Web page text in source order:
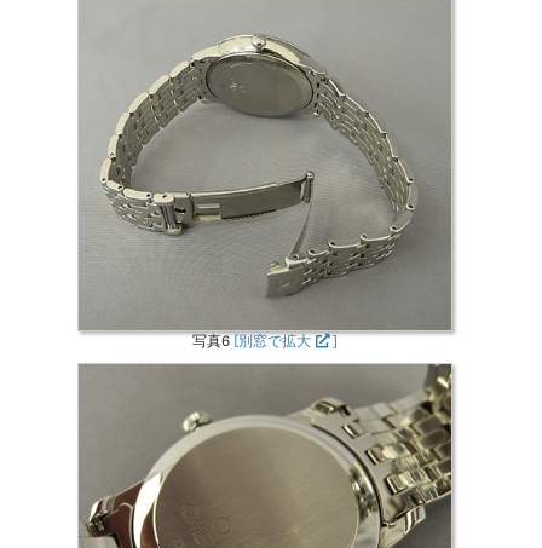
写真6 [別窓で拡大 ]